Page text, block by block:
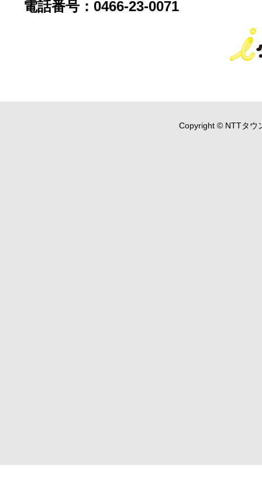
電話番号：0466-23-0071
Copyright © NTTタウ